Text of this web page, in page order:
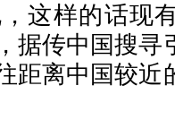
这样的话现
据传中国搜寻
距离中国较近